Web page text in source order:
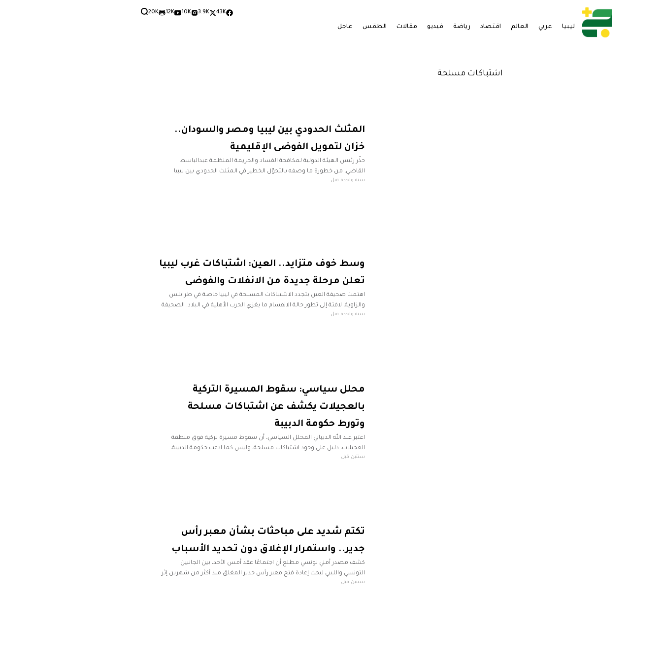
ليبيا عربي العالم اقتصاد رياضة فيديو مقالات الطقس عاجل
43K
3.9K
10K
12K
20K
اشتباكات مسلحة
المثلث الحدودي بين ليبيا ومصر والسودان..
خزان لتمويل الفوضى الإقليمية
حذّر رئيس الهيئة الدولية لمكافحة الفساد والجريمة المنظمة عبدالباسط
القاضي، من خطورة ما وصفه بالتحوّل الخطير في المثلث الحدودي بين ليبيا
ومصر والسودان. وقال القاضي في مقابلة مع قناة الوسط،
سنة واحدة قبل
وسط خوف متزايد.. العين: اشتباكات غرب ليبيا
تعلن مرحلة جديدة من الانفلات والفوضى
اهتمت صحيفة العين بتجدد الاشتباكات المسلحة في ليبيا خاصة في طرابلس
والزاوية، لافتة إلى تطور حالة الانقسام ما يغزي الحرب الأهلية في البلاد. الصحيفة
الإماراتية قالت إن الاشتباكات في ليبيا
سنة واحدة قبل
محلل سياسي: سقوط المسيرة التركية
بالعجيلات يكشف عن اشتباكات مسلحة
وتورط حكومة الدبيبة
اعتبر عبد الله الديباني المحلل السياسي، أن سقوط مسيرة تركية فوق منطقة
العجيلات، دليل على وجود اشتباكات مسلحة، وليس كما ادعت حكومة الدبيبة،
إجراءات تتم لمكافحة المخدرات. وأضاف الديباني، خلال
سنتين قبل
تكتم شديد على مباحثات بشأن معبر رأس
جدير.. واستمرار الإغلاق دون تحديد الأسباب
كشف مصدر أمني تونسي مطلع أن اجتماعًا عقد أمس الأحد، بين الجانبين
التونسي والليبي لبحث إعادة فتح معبر رأس جدير المغلق منذ أكثر من شهرين إثر
اشتباكات بين مجموعات ليبية
سنتين قبل